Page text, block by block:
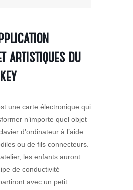
artistiques du
une carte électronique qui
n’importe quel objet
d’ordinateur à l’aide
ou de fils connecteurs.
les enfants auront
de conductivité
avec un petit